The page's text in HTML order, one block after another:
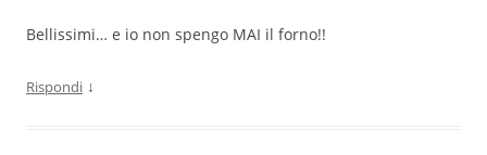
Bellissimi… e io non spengo MAI il forno!!
Rispondi ↓